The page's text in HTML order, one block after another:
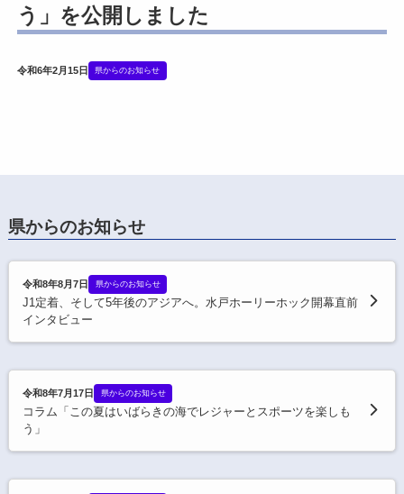
う」を公開しました
令和6年2月15日 県からのお知らせ
県からのお知らせ
令和8年8月7日 県からのお知らせ
J1定着、そして5年後のアジアへ。水戸ホーリーホック開幕直前
インタビュー
令和8年7月17日 県からのお知らせ
コラム「この夏はいばらきの海でレジャーとスポーツを楽しも
う」